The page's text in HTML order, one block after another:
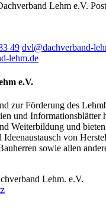
Lehm e.V.
49 dvl@dachverband-
lehm.de
e.V.
zur Förderung des
und Informationsblätter
Weiterbildung und
von
sowie allen
Lehm. e.V.